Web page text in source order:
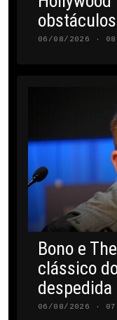
06/08/2026 ·
Bono e
clássico
despedida
06/08/2026 ·